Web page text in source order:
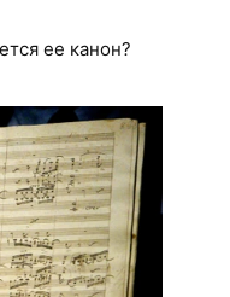
ее канон?